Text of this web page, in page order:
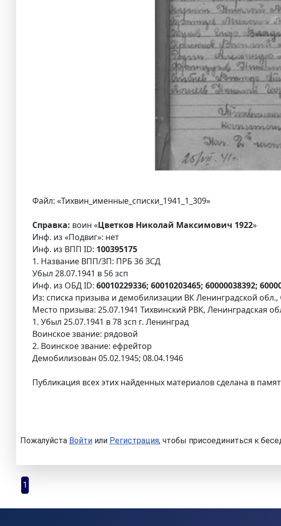
Файл: «Тихвин_именные_списки_1941_1_309»
Справка: воин «Цветков Николай Максимович 1922»
Инф. из «Подвиг»: нет
Инф. из ВПП ID: 100395175
1. Название ВПП/ЗП: ПРБ 36 ЗСД
Убыл 28.07.1941 в 56 зсп
Инф. из ОБД ID: 60010229336; 60010203465; 60000038392;
Из: списка призыва и демобилизации ВК Ленинградской
Место призыва: 25.07.1941 Тихвинский РВК, Ленинградская
1. Убыл 25.07.1941 в 78 зсп г. Ленинград
Воинское звание: рядовой
2. Воинское звание: ефрейтор
Демобилизован 05.02.1945; 08.04.1946
Публикация всех этих найденных материалов сделана в
Пожалуйста Войти или Регистрация, чтобы присоединиться к
1